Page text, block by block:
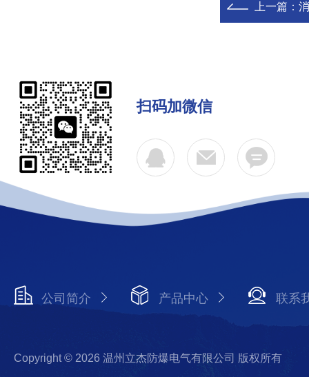
上一篇：
扫码加微信
公司简介 产品中心 联系
Copyright © 2026 温州立杰防爆电气有限公司 版权所有